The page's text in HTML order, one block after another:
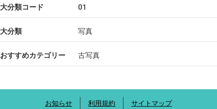
大分類コード 01
大分類 写真
おすすめカテゴリー 古写真
お知らせ 利用規約 サイトマップ